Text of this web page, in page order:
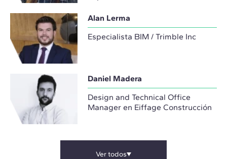
Alan Lerma
Especialista BIM / Trimble Inc
Daniel Madera
Design and Technical Office
Manager en Eiffage Construcción
Ver todos